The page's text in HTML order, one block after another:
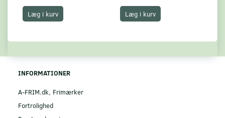
Læg i kurv Læg i kurv
INFORMATIONER
A-FRIM.dk, Frimærker
Fortrolighed